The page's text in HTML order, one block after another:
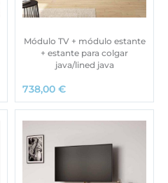
Módulo TV + módulo estante
+ estante para colgar
java/lined java
738,00 €